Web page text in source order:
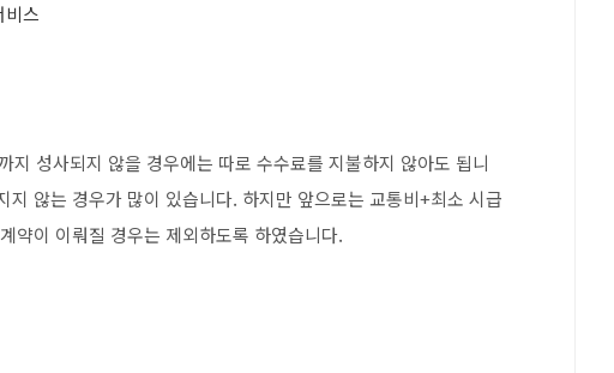
스
성사되지 않을 경우에는 따로 수수료를 지불하지 않아도 됩니
않는 경우가 많이 있습니다. 하지만 앞으로는 교통비+최소 시급
약이 이뤄질 경우는 제외하도록 하였습니다.